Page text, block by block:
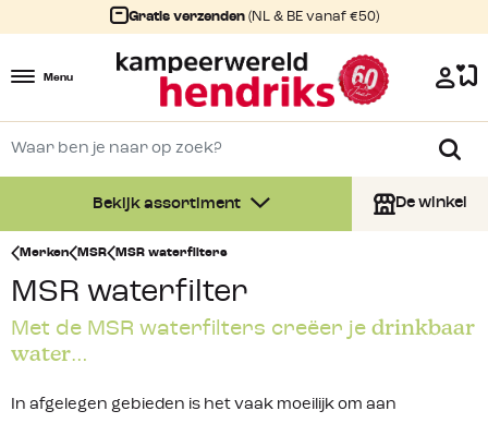
Gratis verzenden (NL & BE vanaf €50)
Menu
Bekijk assortiment De winkel
Merken MSR MSR waterfilters
MSR waterfilter
Met de MSR waterfilters creëer je drinkbaar
water…
In afgelegen gebieden is het vaak moeilijk om aan